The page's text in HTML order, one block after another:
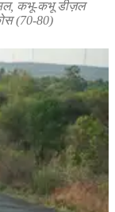
कभू-कभू डीज़ल
(70-80)